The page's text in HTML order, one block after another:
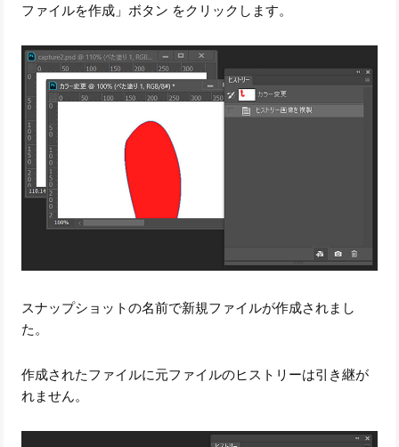
ファイルを作成」ボタン をクリックします。
スナップショットの名前で新規ファイルが作成されまし
た。
作成されたファイルに元ファイルのヒストリーは引き継が
れません。